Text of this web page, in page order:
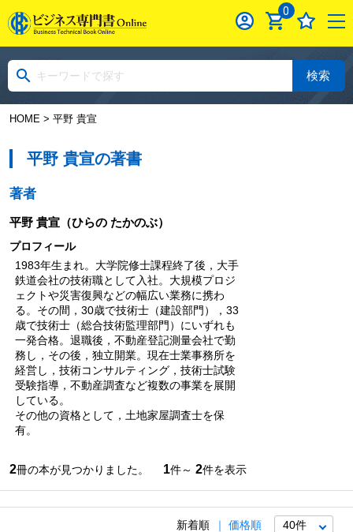
0
検索
HOME> 平野 貴宣
平野 貴宣の著書
著者
平野 貴宣（ひらの たかのぶ）
プロフィール
1983年生まれ。大学院修士課程終了後，大手
鉄道会社の技術職として入社。大規模プロジ
ェクトや災害復興などの幅広い業務に携わ
る。その間，30歳で技術士（建設部門），33
歳で技術士（総合技術監理部門）にいずれも
一発合格。退職後，不動産登記測量会社で勤
務し，その後，独立開業。現在士業事務所を
経営し，技術コンサルティング，技術士試験
受験指導，不動産調査など複数の事業を展開
している。
その他の資格として，土地家屋調査士を保
有。
2冊の本が見つかりました。 1件～ 2件を表示
新着順 価格順